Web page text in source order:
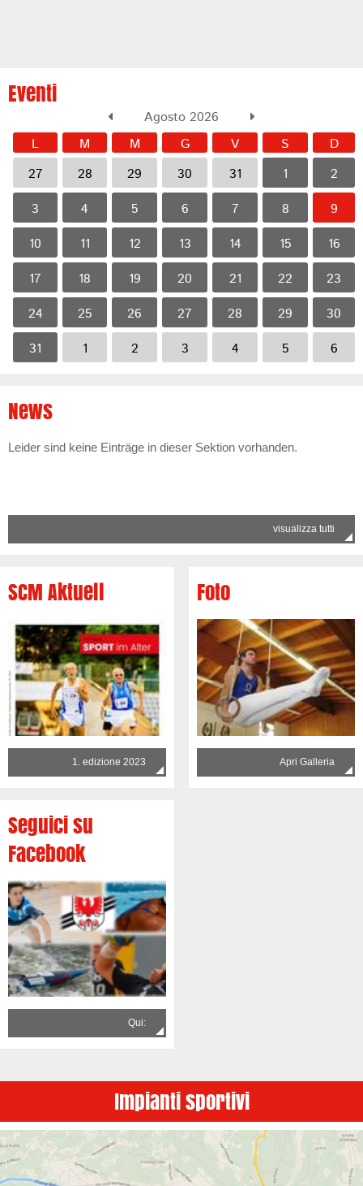
Eventi
Agosto 2026
L M M G V S D
27 28 29 30 31 1 2
3 4 5 6 7 8 9
10 11 12 13 14 15 16
17 18 19 20 21 22 23
24 25 26 27 28 29 30
31 1 2 3 4 5 6
News
Leider sind keine Einträge in dieser Sektion vorhanden.
visualizza tutti
SCM Aktuell
1. edizione 2023
Foto
Apri Galleria
Seguici su
Facebook
Qui:
Impianti sportivi